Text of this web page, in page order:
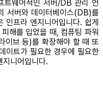
트웨어적인 서버/DB 관리 언
서버와 데이터베이스(DB)를
인프라 엔지니어입니다. 쉽게
해를 입었을 때, 컴퓨팅 파워
이브 등)를 확장해야 할 때 또
이트가 필요한 경우에 필요한
지니어입니다.